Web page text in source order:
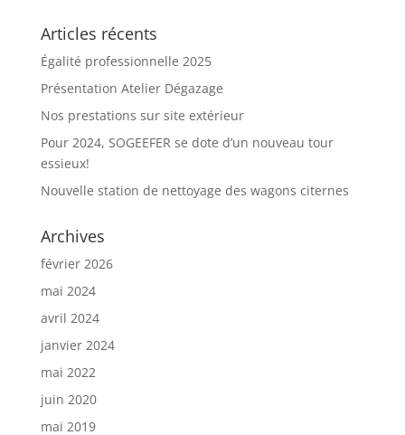
Articles récents
Égalité professionnelle 2025
Présentation Atelier Dégazage
Nos prestations sur site extérieur
Pour 2024, SOGEEFER se dote d’un nouveau tour
essieux!
Nouvelle station de nettoyage des wagons citernes
Archives
février 2026
mai 2024
avril 2024
janvier 2024
mai 2022
juin 2020
mai 2019